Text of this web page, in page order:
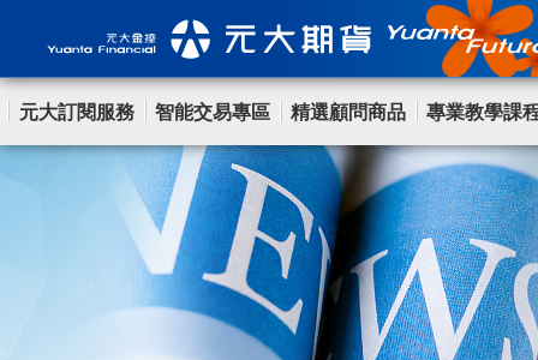
元大訂閱服務 智能交易專區 精選顧問商品 專業教學課